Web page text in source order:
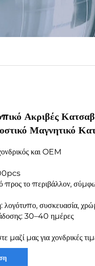
Ακριβές
Μαγνητικό
και OEM
προς το περιβάλλον,
λογότυπο, συσκευασία,
30–40 ημέρες
μαζί μας για χονδρικές